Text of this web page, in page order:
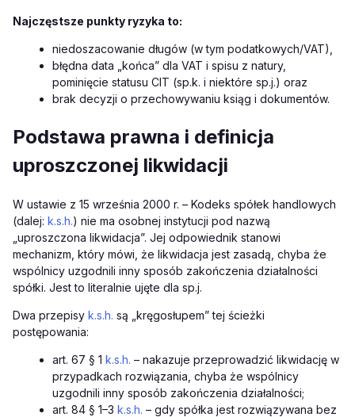
Najczęstsze punkty ryzyka to:
niedoszacowanie długów (w tym podatkowych/VAT),
błędna data „końca” dla VAT i spisu z natury,
pominięcie statusu CIT (sp.k. i niektóre sp.j.) oraz
brak decyzji o przechowywaniu ksiąg i dokumentów.
Podstawa prawna i definicja
uproszczonej likwidacji
W ustawie z 15 września 2000 r. – Kodeks spółek handlowych
(dalej: k.s.h.) nie ma osobnej instytucji pod nazwą
„uproszczona likwidacja”. Jej odpowiednik stanowi
mechanizm, który mówi, że likwidacja jest zasadą, chyba że
wspólnicy uzgodnili inny sposób zakończenia działalności
spółki. Jest to literalnie ujęte dla sp.j.
Dwa przepisy k.s.h. są „kręgosłupem” tej ścieżki
postępowania:
art. 67 § 1 k.s.h. – nakazuje przeprowadzić likwidację w
przypadkach rozwiązania, chyba że wspólnicy
uzgodnili inny sposób zakończenia działalności;
art. 84 § 1–3 k.s.h. – gdy spółka jest rozwiązywana bez